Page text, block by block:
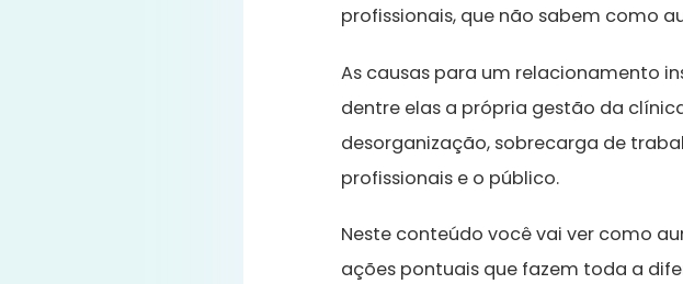
profissionais, que não sabem como
As causas para um relacionamento
dentre elas a própria gestão da
desorganização, sobrecarga de
profissionais e o público.
Neste conteúdo você vai ver como
ações pontuais que fazem toda a